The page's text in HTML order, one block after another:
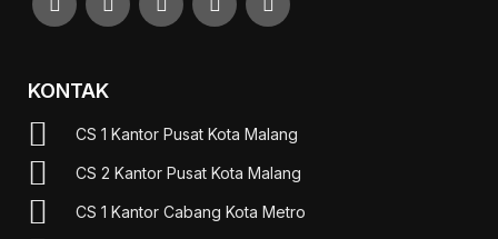
KONTAK
CS 1 Kantor Pusat Kota Malang
CS 2 Kantor Pusat Kota Malang
CS 1 Kantor Cabang Kota Metro